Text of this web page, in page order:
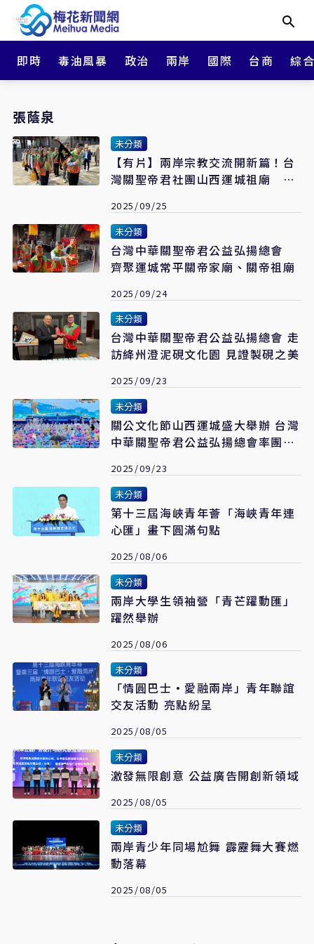
即時 毒油風暴 政治 兩岸 國際 台商 綜
張蔭泉
未分類
【有片】兩岸宗教交流開新篇！台
灣關聖帝君社團山西運城祖廟 恭
2025/09/25
未分類
台灣中華關聖帝君公益弘揚總會
齊聚運城常平關帝家廟、關帝祖廟
2025/09/24
未分類
台灣中華關聖帝君公益弘揚總會 走
訪絳州澄泥硯文化園 見證製硯之美
2025/09/23
未分類
關公文化節山西運城盛大舉辦 台灣
中華關聖帝君公益弘揚總會率團參
2025/09/23
未分類
第十三屆海峽青年薈「海峽青年連
心匯」畫下圓滿句點
2025/08/06
未分類
兩岸大學生領袖營「青芒躍動匯」
躍然舉辦
2025/08/06
未分類
「情圓巴士·愛融兩岸」青年聯誼
交友活動 亮點紛呈
2025/08/05
未分類
激發無限創意 公益廣告開創新領域
2025/08/05
未分類
兩岸青少年同場尬舞 霹靂舞大賽燃
動落幕
2025/08/05